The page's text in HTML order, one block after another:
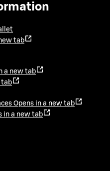
tab
a new tab
tab
Opens in a new tab
in a new tab